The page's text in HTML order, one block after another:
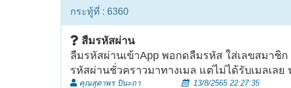
กระทู้ที่ : 6360
สืมรหัสผ่าน
ลืมรหัสผ่านเข้าApp พอกดลืมรหัส ใส่เลขสมาชิก
รหัสผ่านชั่วคราวมาทางเมล แต่ไม่ได้รับเมลเล
คุณสุดาพร ปินะถา 13/8/2565 22:27:35